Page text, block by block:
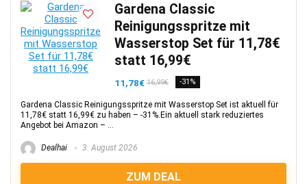
Gardena Classic
Reinigungsspritze mit
Wasserstop Set für 11,78€
statt 16,99€
11,78€ 16,99€ -31%
Gardena Classic Reinigungsspritze mit Wasserstop Set ist aktuell für
11,78€ statt 16,99€ zu haben – -31%.Ein aktuell stark reduziertes
Angebot bei Amazon – ...
Dealhai 3. August 2026
ZUM DEAL